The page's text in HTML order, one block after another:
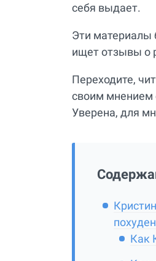
себя выдает.
Эти материалы
ищет отзывы о
Переходите,
своим мнением
Уверена, для
Как